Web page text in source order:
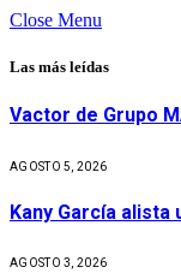
Close Menu
Las más leídas
Vactor de Grupo
AGOSTO 5, 2026
Kany García
AGOSTO 3, 2026